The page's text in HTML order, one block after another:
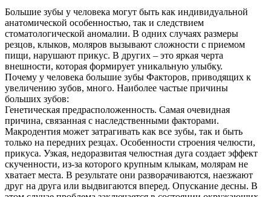
Большие зубы у человека могут быть как индивидуальной
анатомической особенностью, так и следствием
стоматологической аномалии. В одних случаях размеры
резцов, клыков, моляров вызывают сложности с приемом
пищи, нарушают прикус. В других – это яркая черта
внешности, которая формирует уникальную улыбку.
Почему у человека большие зубы Факторов, приводящих к
увеличению зубов, много. Наиболее частые причины
больших зубов:
Генетическая предрасположенность. Самая очевидная
причина, связанная с наследственными факторами.
Макродентия может затрагивать как все зубы, так и быть
только на передних резцах. Особенности строения челюсти,
прикуса. Узкая, недоразвитая челюстная дуга создает эффект
скученности, из-за которого крупным клыкам, молярам не
хватает места. В результате они разворачиваются, наезжают
друг на друга или выдвигаются вперед. Опускание десны. В